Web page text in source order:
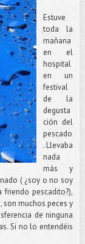
Estuve
toda la
mañana
en el
hospital
en un
festival
de la
degusta
ción del
pescado
. Llevaba
nada
más y
( ¿soy o no soy
pescadito?),
son muchos peces y
de ninguna
Si no lo entendéis